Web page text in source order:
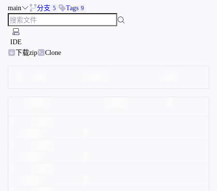
main 分支 5 Tags 9
IDE
下载zip
Clone